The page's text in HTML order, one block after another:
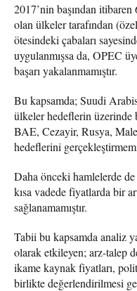
2017’nin başından
olan ülkeler tarafından
ötesindeki çabaları
uygulanmışsa da, OPEC
başarı yakalanmamıştır.
Bu kapsamda; Suudi
ülkeler hedeflerin üzerinde
BAE, Cezayir, Rusya,
hedeflerini
Daha önceki hamlelerde
kısa vadede fiyatlarda bir
sağlanamamıştır.
Tabii bu kapsamda analiz
olarak etkileyen; arz-talep
ikame kaynak fiyatları,
birlikte değerlendirilmesi